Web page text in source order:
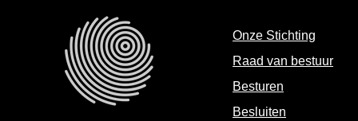
Onze Stichting
Raad van bestuur
Besturen
Besluiten